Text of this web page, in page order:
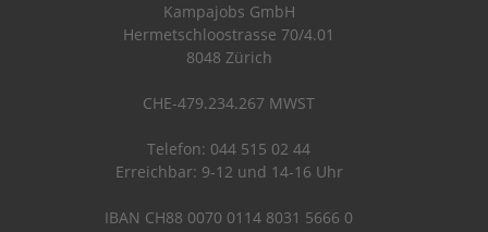
Kampajobs GmbH
Hermetschloostrasse 70/4.01
8048 Zürich
CHE-479.234.267 MWST
Telefon: 044 515 02 44
Erreichbar: 9-12 und 14-16 Uhr
IBAN CH88 0070 0114 8031 5666 0